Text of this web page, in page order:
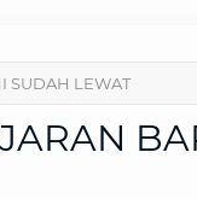
SUDAH LEWAT